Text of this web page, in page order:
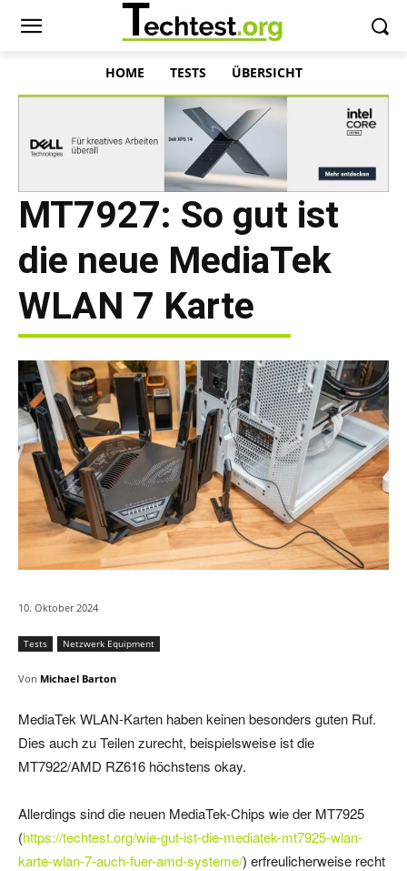
HOME TESTS ÜBERSICHT
MT7927: So gut ist
die neue MediaTek
WLAN 7 Karte
10. Oktober 2024
Tests Netzwerk Equipment
Von Michael Barton
MediaTek WLAN-Karten haben keinen besonders guten Ruf.
Dies auch zu Teilen zurecht, beispielsweise ist die
MT7922/AMD RZ616 höchstens okay.
Allerdings sind die neuen MediaTek-Chips wie der MT7925
(https://techtest.org/wie-gut-ist-die-mediatek-mt7925-wlan-
karte-wlan-7-auch-fuer-amd-systeme/) erfreulicherweise recht